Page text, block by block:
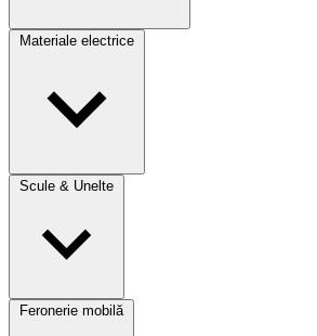
Materiale electrice
Scule & Unelte
Feronerie mobilă